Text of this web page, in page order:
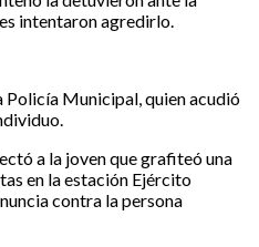
intentaron agredirlo.
Policía Municipal, quien acudió
a la joven que grafiteó una
en la estación Ejército
contra la persona